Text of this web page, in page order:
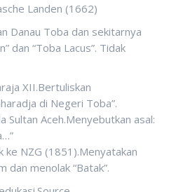
Landen (1662)
Danau Toba dan sekitarnya
dan “Toba Lacus”. Tidak
XII.Bertuliskan
di Negeri Toba”.
Sultan Aceh.Menyebutkan asal:
ke NZG (1851).Menyatakan
dan menolak “Batak”.